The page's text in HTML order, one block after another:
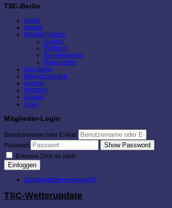
TSC-Berlin
Home
Aktuell
Rundschreiben
Jugend
Wettfahrt
Fahrtensegeln
Neuigkeiten
Der Verein
Mitglied werden
Jugend
Wettfahrt
Umwelt
Links
Mitglieder-Login
Benutzername oder E-Mail
Passwort
Show Password
Erinnere Dich an mich
Einloggen
Zugangsdaten vergessen?
TSC-Wetterupdate